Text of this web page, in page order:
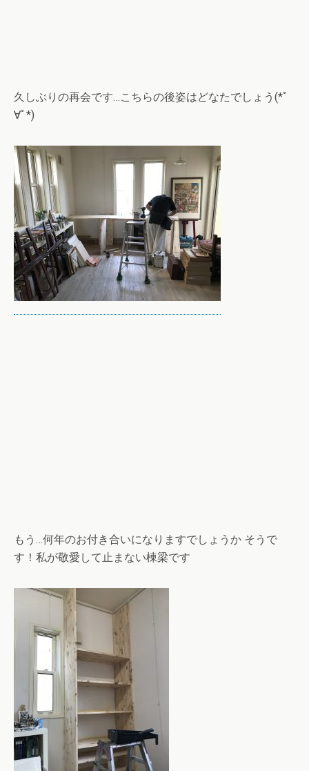
久しぶりの再会です…こちらの後姿はどなたでしょう(*ﾟ
∀ﾟ*)
もう…何年のお付き合いになりますでしょうか そうで
す！私が敬愛して止まない棟梁です